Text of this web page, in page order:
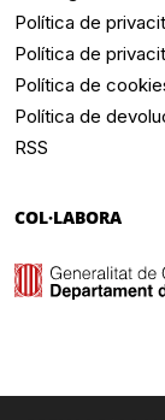
Política de
Política de
Política de
Política de
RSS
COL·LABORA